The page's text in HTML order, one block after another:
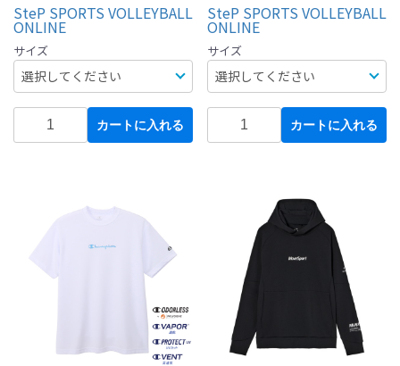
SteP SPORTS VOLLEYBALL
ONLINE
サイズ
カートに入れる
SteP SPORTS VOLLEYBALL
ONLINE
サイズ
カートに入れる